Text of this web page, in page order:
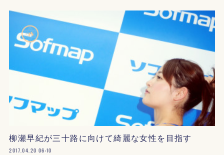
柳瀬早紀が三十路に向けて綺麗な女性を目指す
2017.04.20 06:10